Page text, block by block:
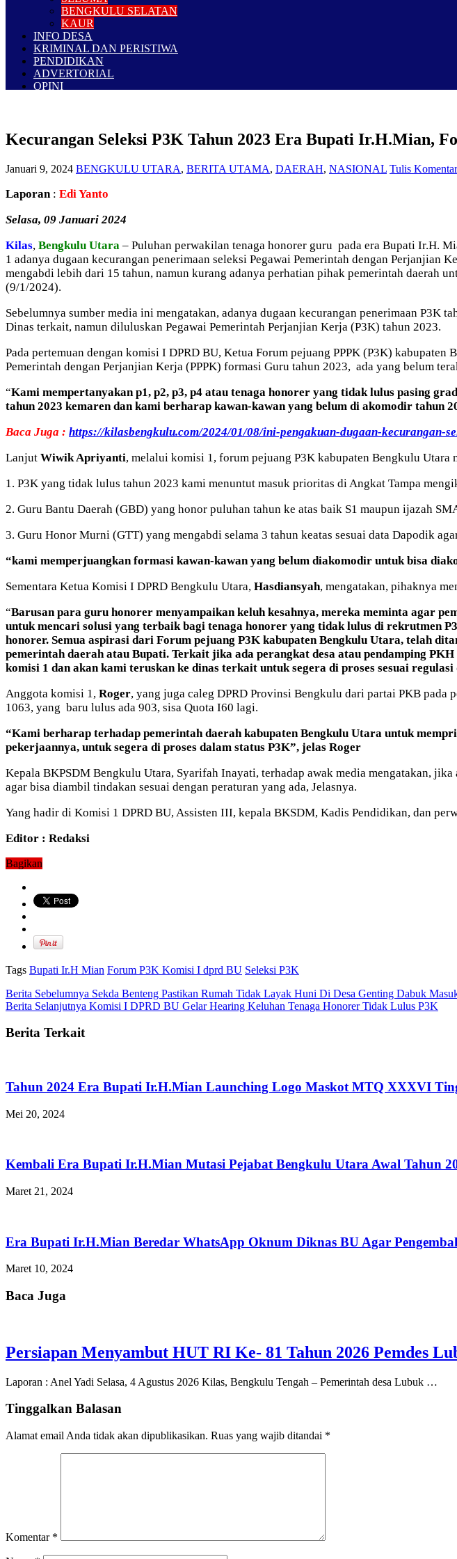
BENGKULU SELATAN
KAUR
INFO DESA
KRIMINAL DAN PERISTIWA
PENDIDIKAN
ADVERTORIAL
OPINI
Kecurangan Seleksi P3K Tahun 2023 Era Bupati Ir.H.Mian,
Januari 9, 2024 BENGKULU UTARA, BERITA UTAMA, DAERAH, NASIONAL Tulis Komentar
Laporan : Edi Yanto
Selasa, 09 Januari 2024
Kilas, Bengkulu Utara – Puluhan perwakilan tenaga honorer guru pada era Bupati Ir.H.
1 adanya dugaan kecurangan penerimaan seleksi Pegawai Pemerintah dengan Perjanjian
mengabdi lebih dari 15 tahun, namun kurang adanya perhatian pihak pemerintah daerah
(9/1/2024).
Sebelumnya sumber media ini mengatakan, adanya dugaan kecurangan penerimaan
Dinas terkait, namun diluluskan Pegawai Pemerintah Perjanjian Kerja (P3K) tahun 2023.
Pada pertemuan dengan komisi I DPRD BU, Ketua Forum pejuang PPPK (P3K) kabupaten
Pemerintah dengan Perjanjian Kerja (PPPK) formasi Guru tahun 2023, ada yang belum
“Kami mempertanyakan p1, p2, p3, p4 atau tenaga honorer yang tidak lulus pasing
tahun 2023 kemaren dan kami berharap kawan-kawan yang belum di akomodir tahun
Baca Juga : https://kilasbengkulu.com/2024/01/08/ini-pengakuan-dugaan-
Lanjut Wiwik Apriyanti, melalui komisi 1, forum pejuang P3K kabupaten Bengkulu Utara
1. P3K yang tidak lulus tahun 2023 kami menuntut masuk prioritas di Angkat Tampa
2. Guru Bantu Daerah (GBD) yang honor puluhan tahun ke atas baik S1 maupun ijazah
3. Guru Honor Murni (GTT) yang mengabdi selama 3 tahun keatas sesuai data Dapodik
“kami memperjuangkan formasi kawan-kawan yang belum diakomodir untuk bisa
Sementara Ketua Komisi I DPRD Bengkulu Utara, Hasdiansyah, mengatakan, pihaknya
“Barusan para guru honorer menyampaikan keluh kesahnya, mereka meminta agar
untuk mencari solusi yang terbaik bagi tenaga honorer yang tidak lulus di rekrutmen
honorer. Semua aspirasi dari Forum pejuang P3K kabupaten Bengkulu Utara, telah
pemerintah daerah atau Bupati. Terkait jika ada perangkat desa atau pendamping
komisi 1 dan akan kami teruskan ke dinas terkait untuk segera di proses sesuai
Anggota komisi 1, Roger, yang juga caleg DPRD Provinsi Bengkulu dari partai PKB
1063, yang baru lulus ada 903, sisa Quota I60 lagi.
“Kami berharap terhadap pemerintah daerah kabupaten Bengkulu Utara untuk
pekerjaannya, untuk segera di proses dalam status P3K”, jelas Roger
Kepala BKPSDM Bengkulu Utara, Syarifah Inayati, terhadap awak media mengatakan,
agar bisa diambil tindakan sesuai dengan peraturan yang ada, Jelasnya.
Yang hadir di Komisi 1 DPRD BU, Assisten III, kepala BKSDM, Kadis Pendidikan, dan
Editor : Redaksi
Bagikan
Tags Bupati Ir.H Mian Forum P3K Komisi I dprd BU Seleksi P3K
Berita Sebelumnya Sekda Benteng Pastikan Rumah Tidak Layak Huni Di Desa Genting Dabuk
Berita Selanjutnya Komisi I DPRD BU Gelar Hearing Keluhan Tenaga Honorer Tidak Lulus P3K
Berita Terkait
Tahun 2024 Era Bupati Ir.H.Mian Launching Logo Maskot MTQ XXXVI
Mei 20, 2024
Kembali Era Bupati Ir.H.Mian Mutasi Pejabat Bengkulu Utara Awal Tahun
Maret 21, 2024
Era Bupati Ir.H.Mian Beredar WhatsApp Oknum Diknas BU Agar
Maret 10, 2024
Baca Juga
Persiapan Menyambut HUT RI Ke- 81 Tahun 2026 Pemdes
Laporan : Anel Yadi Selasa, 4 Agustus 2026 Kilas, Bengkulu Tengah – Pemerintah desa Lubuk …
Tinggalkan Balasan
Alamat email Anda tidak akan dipublikasikan. Ruas yang wajib ditandai *
Komentar *